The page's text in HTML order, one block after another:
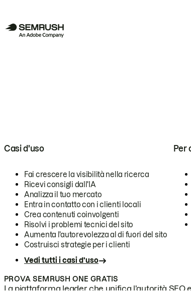
Casi d'uso
Fai crescere la visibilità nella ricerca
Ricevi consigli dall'IA
Analizza il tuo mercato
Entra in contatto con i clienti locali
Crea contenuti coinvolgenti
Risolvi i problemi tecnici del sito
Aumenta l'autorevolezza al di fuori del sito
Costruisci strategie per i clienti
Vedi tutti i casi d'uso
Per
PROVA SEMRUSH ONE GRATIS
La piattaforma leader che unifica l'autorità SEO